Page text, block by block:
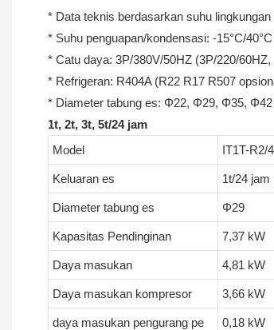
* Data teknis berdasarkan suhu
* Suhu penguapan/kondensasi: -15°C/
* Catu daya: 3P/380V/50HZ (3P/220/
* Refrigeran: R404A (R22 R17 R507
* Diameter tabung es: Φ22, Φ29, Φ35, Φ42
1t, 2t, 3t, 5t/24 jam
Model
IT1T-R2/
Keluaran es 1t/24 jam
Diameter tabung es Φ29
Kapasitas Pendinginan 7,37 kW
Daya masukan 4,81 kW
Daya masukan kompresor 3,66 kW
daya masukan pengurang pe
0,18 kW